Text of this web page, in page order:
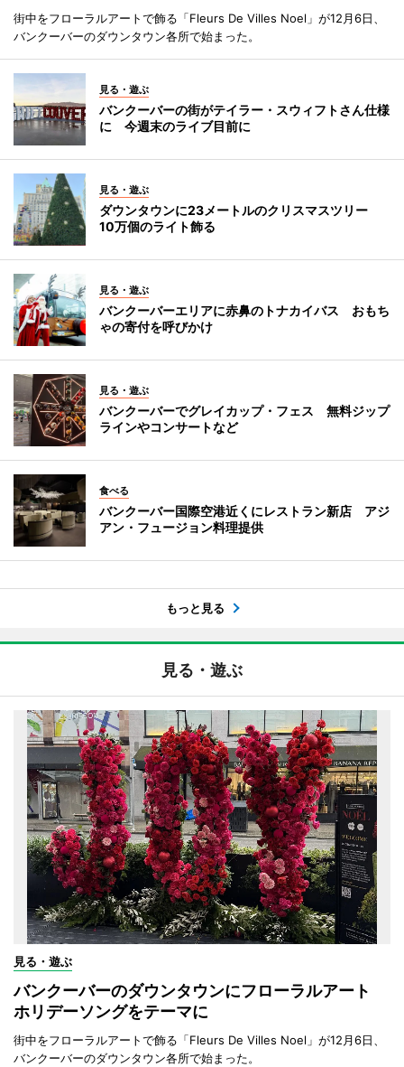
街中をフローラルアートで飾る「Fleurs De Villes Noel」が12月6日、
バンクーバーのダウンタウン各所で始まった。
見る・遊ぶ
バンクーバーの街がテイラー・スウィフトさん仕様
に 今週末のライブ目前に
見る・遊ぶ
ダウンタウンに23メートルのクリスマスツリー
10万個のライト飾る
見る・遊ぶ
バンクーバーエリアに赤鼻のトナカイバス おもち
ゃの寄付を呼びかけ
見る・遊ぶ
バンクーバーでグレイカップ・フェス 無料ジップ
ラインやコンサートなど
食べる
バンクーバー国際空港近くにレストラン新店 アジ
アン・フュージョン料理提供
もっと見る
見る・遊ぶ
見る・遊ぶ
バンクーバーのダウンタウンにフローラルアート
ホリデーソングをテーマに
街中をフローラルアートで飾る「Fleurs De Villes Noel」が12月6日、
バンクーバーのダウンタウン各所で始まった。